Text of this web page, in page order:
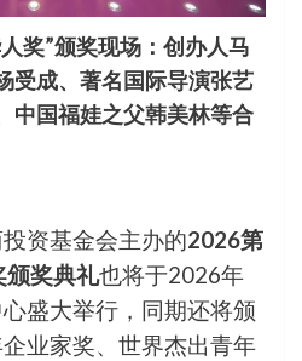
奖”颁奖现场：创办人马
受成、著名国际导演张艺
中国福娃之父韩美林等合
资基金会主办的2026第
颁奖典礼也将于2026年
盛大举行，同期还将颁
业家奖、世界杰出青年